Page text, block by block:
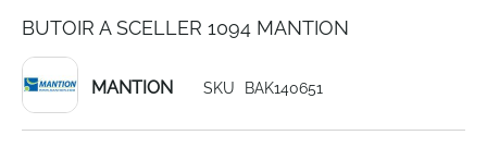
BUTOIR A SCELLER 1094 MANTION
MANTION SKU BAK140651